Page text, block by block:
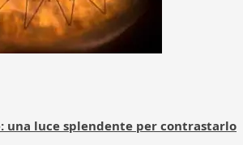
una luce splendente per contrastarlo